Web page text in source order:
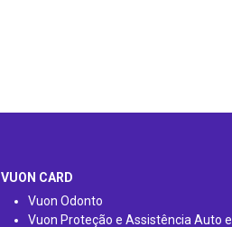
VUON CARD
Vuon Odonto
Vuon Proteção e Assistência Auto e